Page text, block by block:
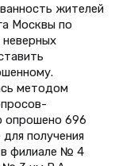
жителей
Москвы по
методом
опрошено 696
получения
в филиале № 4